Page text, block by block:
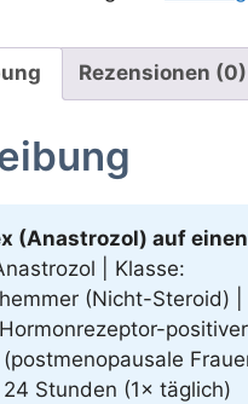
Rezensionen (0)
(Anastrozol) auf
| Klasse:
(Nicht-Steroid) |
positiver
Stunden (1× täglich)